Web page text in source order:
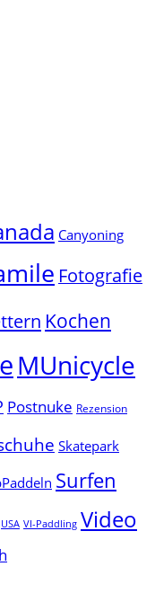
Canyoning
Fotografie
Kochen
MUnicycle
Postnuke Rezension
Skatepark
Surfen
USA VI-Paddling Video